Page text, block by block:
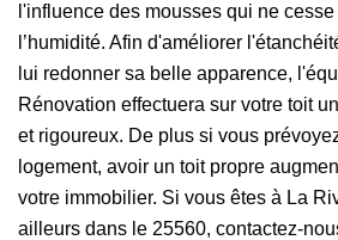
l'influence des mousses qui ne cesse
l’humidité. Afin d'améliorer
lui redonner sa belle apparence,
Rénovation effectuera sur votre toit
et rigoureux. De plus si vous
logement, avoir un toit propre
votre immobilier. Si vous êtes à La
ailleurs dans le 25560, contactez-